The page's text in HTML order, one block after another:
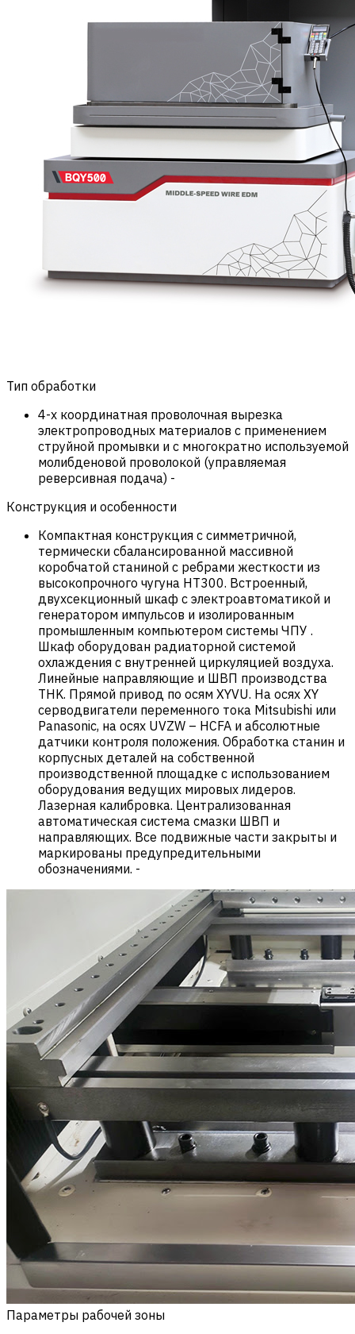
Тип обработки
4-х координатная проволочная вырезка
электропроводных материалов с применением
струйной промывки и с многократно используемой
молибденовой проволокой (управляемая
реверсивная подача) -
Конструкция и особенности
Компактная конструкция с симметричной,
термически сбалансированной массивной
коробчатой станиной с ребрами жесткости из
высокопрочного чугуна HT300. Встроенный,
двухсекционный шкаф с электроавтоматикой и
генератором импульсов и изолированным
промышленным компьютером системы ЧПУ .
Шкаф оборудован радиаторной системой
охлаждения с внутренней циркуляцией воздуха.
Линейные направляющие и ШВП производства
THK. Прямой привод по осям XYVU. На осях XY
серводвигатели переменного тока Mitsubishi или
Panasonic, на осях UVZW – HCFA и абсолютные
датчики контроля положения. Обработка станин и
корпусных деталей на собственной
производственной площадке с использованием
оборудования ведущих мировых лидеров.
Лазерная калибровка. Централизованная
автоматическая система смазки ШВП и
направляющих. Все подвижные части закрыты и
маркированы предупредительными
обозначениями. -
Параметры рабочей зоны